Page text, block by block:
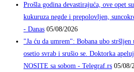
Prošla godina devastirajuća, ove opet
kukuruza negde i prepolovljen,
- Danas 05/08/2026
"Ja ću da umrem": Bobana ubo stršljen
osetio svrab i srušio se. Doktorka
NOSITE sa sobom - Telegraf.rs 05/08/